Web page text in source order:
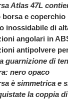
Atlas 47L
borsa e
inossidabile di
angolari in
antipolvere
guarnizione di
nero opaco
è simmetrica e
la coppia